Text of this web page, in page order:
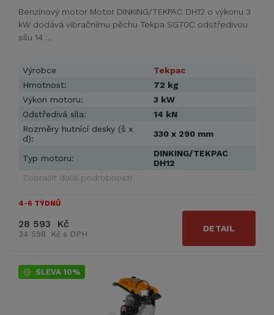
Benzínový motor Motor DINKING/TEKPAC DH12 o výkonu 3
kW dodává vibračnímu pěchu Tekpa SG70C odstředivou
sílu 14 …
Výrobce
Tekpac
Hmotnost:
72 kg
Výkon motoru:
3 kW
Odstředivá síla:
14 kN
Rozměry hutnící desky (š x
d):
330 x 290 mm
Typ motoru:
DINKING/TEKPAC
DH12
Zobrazit další podrobnosti
4-6 TÝDNŮ
28 593 Kč
34 598 Kč s DPH
DETAIL
SLEVA 10%